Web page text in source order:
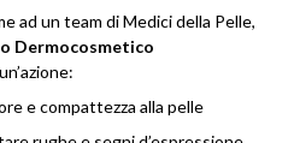
ad un team di Medici della Pelle,
Dermocosmetico
e compattezza alla pelle